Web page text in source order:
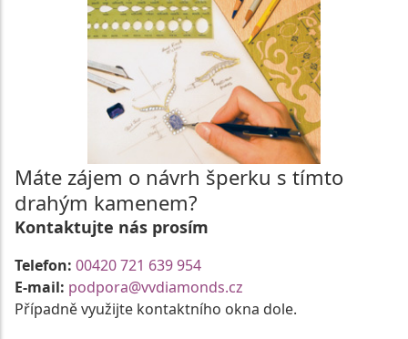
Máte zájem o návrh šperku s tímto
drahým kamenem?
Kontaktujte nás prosím
Telefon: 00420 721 639 954
E-mail: podpora@vvdiamonds.cz
Případně využijte kontaktního okna dole.